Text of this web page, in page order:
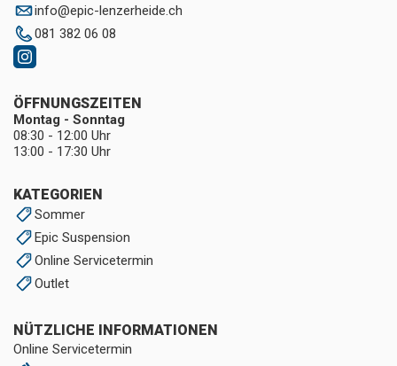
info@epic-lenzerheide.ch
081 382 06 08
KATEGORIEN
Sommer
Epic Suspension
Online Servicetermin
Outlet
NÜTZLICHE INFORMATIONEN
Online Servicetermin
ÖFFNUNGSZEITEN
Montag - Sonntag
08:30 - 12:00 Uhr
13:00 - 17:30 Uhr